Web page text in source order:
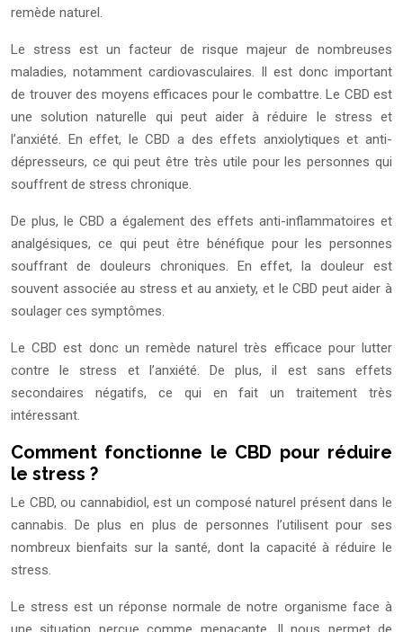
remède naturel.
Le stress est un facteur de risque majeur de nombreuses
maladies, notamment cardiovasculaires. Il est donc important
de trouver des moyens efficaces pour le combattre. Le CBD est
une solution naturelle qui peut aider à réduire le stress et
l’anxiété. En effet, le CBD a des effets anxiolytiques et anti-
dépresseurs, ce qui peut être très utile pour les personnes qui
souffrent de stress chronique.
De plus, le CBD a également des effets anti-inflammatoires et
analgésiques, ce qui peut être bénéfique pour les personnes
souffrant de douleurs chroniques. En effet, la douleur est
souvent associée au stress et au anxiety, et le CBD peut aider à
soulager ces symptômes.
Le CBD est donc un remède naturel très efficace pour lutter
contre le stress et l’anxiété. De plus, il est sans effets
secondaires négatifs, ce qui en fait un traitement très
intéressant.
Comment fonctionne le CBD pour réduire
le stress ?
Le CBD, ou cannabidiol, est un composé naturel présent dans le
cannabis. De plus en plus de personnes l’utilisent pour ses
nombreux bienfaits sur la santé, dont la capacité à réduire le
stress.
Le stress est un réponse normale de notre organisme face à